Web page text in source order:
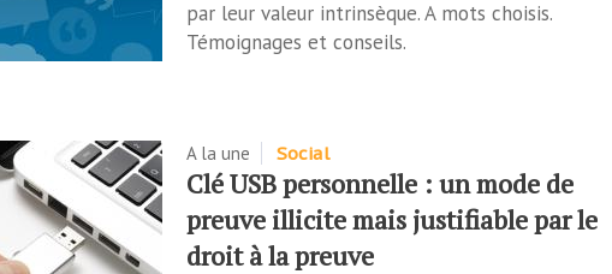
par leur valeur intrinsèque. A mots choisis.
Témoignages et conseils.
A la une Social
Clé USB personnelle : un mode de
preuve illicite mais justifiable par le
droit à la preuve